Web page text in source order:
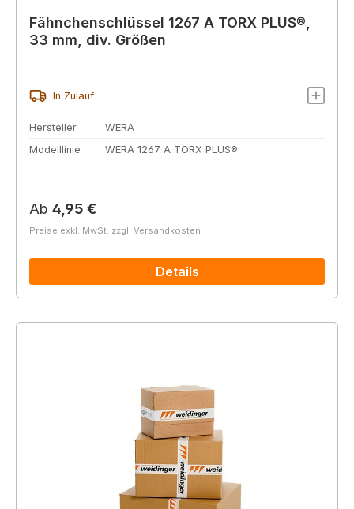
Fähnchenschlüssel 1267 A TORX PLUS®,
33 mm, div. Größen
In Zulauf
Hersteller
WERA
Modelllinie
WERA 1267 A TORX PLUS®
Regulärer Preis:
Ab 4,95 €
Preise exkl. MwSt. zzgl. Versandkosten
Details